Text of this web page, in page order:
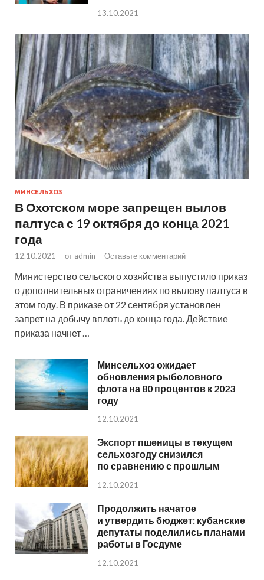
13.10.2021
МИНСЕЛЬХОЗ
В Охотском море запрещен вылов
палтуса с 19 октября до конца 2021
года
12.10.2021 - от admin - Оставьте комментарий
Министерство сельского хозяйства выпустило приказ
о дополнительных ограничениях по вылову палтуса в
этом году. В приказе от 22 сентября установлен
запрет на добычу вплоть до конца года. Действие
приказа начнет …
Минсельхоз ожидает
обновления рыболовного
флота на 80 процентов к 2023
году
12.10.2021
Экспорт пшеницы в текущем
сельхозгоду снизился
по сравнению с прошлым
12.10.2021
Продолжить начатое
и утвердить бюджет: кубанские
депутаты поделились планами
работы в Госдуме
12.10.2021